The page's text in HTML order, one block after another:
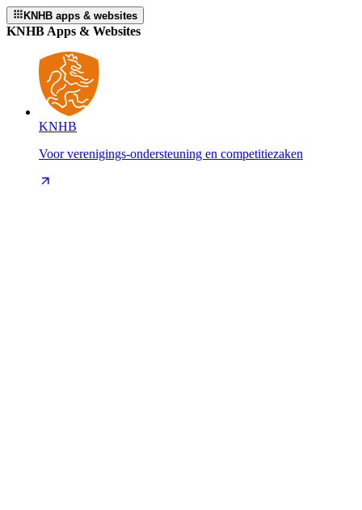
KNHB apps & websites
KNHB Apps & Websites
KNHB
Voor verenigings-ondersteuning en competitiezaken